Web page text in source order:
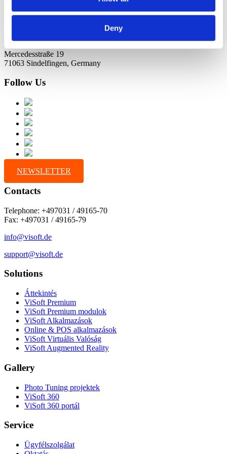
Deny
Mercedesstraße 19
71063 Sindelfingen, Germany
Follow Us
NEWSLETTER
Contacts
Telephone: +497031 / 49165-70
Fax: +497031 / 49165-79
info@visoft.de
support@visoft.de
Solutions
Áttekintés
ViSoft Premium
ViSoft Premium modulok
ViSoft Alkalmazások
Online & POS alkalmazások
ViSoft Virtuális Valóság
ViSoft Augmented Reality
Gallery
Photo Tuning projektek
ViSoft 360
ViSoft 360 portál
Service
Ügyfélszolgálat